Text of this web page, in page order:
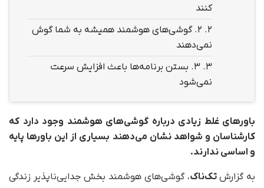
کنند
2.
۲. گوشی‌های هوشمند همیشه به شما گوش
نمی‌دهند
3.
۳. بستن برنامه‌ها باعث افزایش سرعت
نمی‌شود
باورهای غلط زیادی درباره گوشی‌های هوشمند وجود دارد که
کارشناسان و شواهد نشان می‌دهند بسیاری از این باورها پایه
و اساسی ندارند.
به گزارشتک‌ناک، گوشی‌های هوشمند بخش جدایی‌ناپذیر زندگی